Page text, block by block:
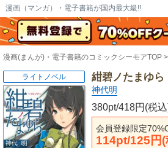
漫画（マンガ）・電子書籍が国内最大級!!
漫画(まんが)・電子書籍のコミックシーモアTOP
紺碧ノたまゆ
神代明
380pt/418円(税
会員登録限定
114pt/125円(
ライトノベル